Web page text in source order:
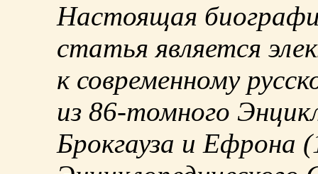
Настоящая
статья является
к современному
из 86-томного
Брокгауза и Ефрона